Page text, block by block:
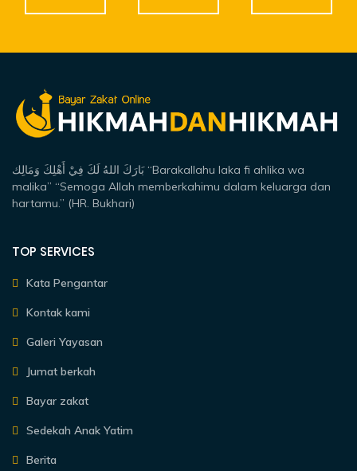
بَارَكَ اللهُ لَكَ فِيْ أَهْلِكَ وَمَالِك “Barakallahu laka fi ahlika wa
malika” “Semoga Allah memberkahimu dalam keluarga dan
hartamu.” (HR. Bukhari)
TOP SERVICES
Kata Pengantar
Kontak kami
Galeri Yayasan
Jumat berkah
Bayar zakat
Sedekah Anak Yatim
Berita